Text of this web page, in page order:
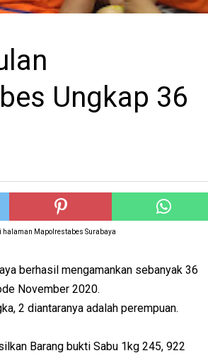
Ungkap 36
halaman Mapolrestabes Surabaya
berhasil mengamankan sebanyak 36
November 2020.
2 diantaranya adalah perempuan.
Barang bukti Sabu 1kg 245, 922